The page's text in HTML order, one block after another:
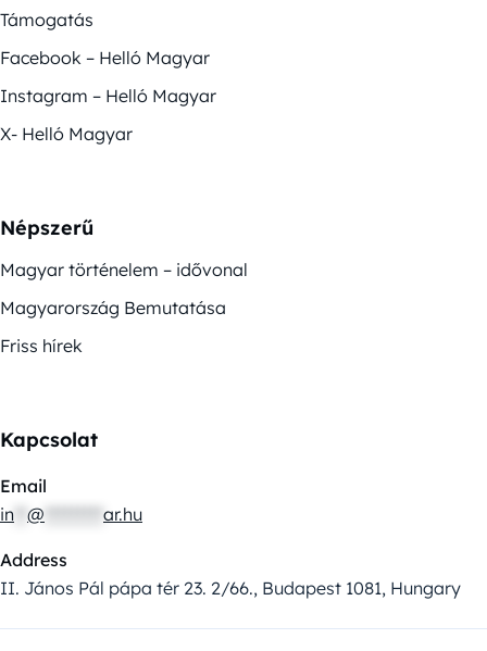
Támogatás
Facebook – Helló Magyar
Instagram – Helló Magyar
X- Helló Magyar
Népszerű
Magyar történelem – idővonal
Magyarország Bemutatása
Friss hírek
Kapcsolat
Email
in @ ar.hu
Address
II. János Pál pápa tér 23. 2/66., Budapest 1081, Hungary